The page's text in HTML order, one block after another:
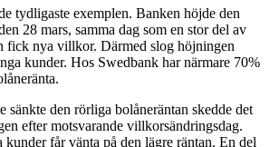
tydligaste exemplen. Banken höjde den
28 mars, samma dag som en stor del av
fick nya villkor. Därmed slog höjningen
kunder. Hos Swedbank har närmare 70%
sänkte den rörliga bolåneräntan skedde det
efter motsvarande villkorsändringsdag.
kunder får vänta på den lägre räntan. En del